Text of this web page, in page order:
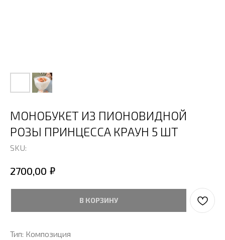
МОНОБУКЕТ ИЗ ПИОНОВИДНОЙ
РОЗЫ ПРИНЦЕССА КРАУН 5 ШТ
SKU:
2700,00 ₽
В КОРЗИНУ
Тип: Композиция